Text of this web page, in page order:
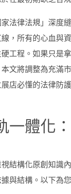
法律法規」深度
，所有的心血與
工程。如果只是
文將調整為充滿
店必懂的法律防
一體化
結構化原創知識
結構。以下為